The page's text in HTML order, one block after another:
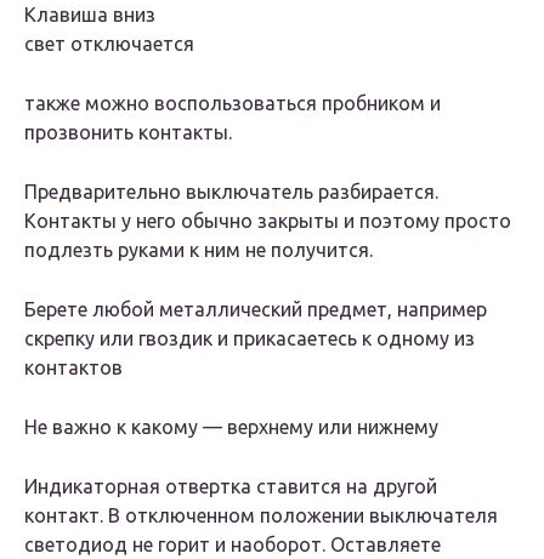
Клавиша вниз
свет отключается
также можно воспользоваться пробником и
прозвонить контакты.
Предварительно выключатель разбирается.
Контакты у него обычно закрыты и поэтому просто
подлезть руками к ним не получится.
Берете любой металлический предмет, например
скрепку или гвоздик и прикасаетесь к одному из
контактов
Не важно к какому — верхнему или нижнему
Индикаторная отвертка ставится на другой
контакт. В отключенном положении выключателя
светодиод не горит и наоборот. Оставляете